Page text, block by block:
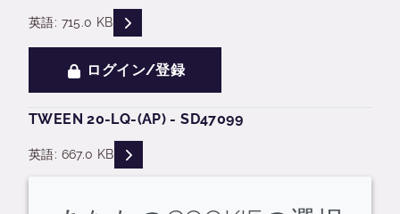
英語: 715.0 KB READ DESCRIPTIONS
ログイン/登録
TWEEN 20-LQ-(AP) - SD47099
英語: 667.0 KB READ DESCRIPTIONS